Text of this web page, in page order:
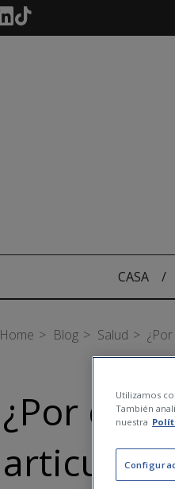
CASA /
Home Blog Salud
¿Por qué
Utilizamos
También
nuestra